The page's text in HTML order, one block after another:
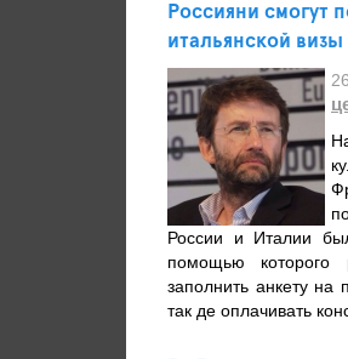
Россияни смогут
итальянской визы
России и Италии
помощью которого
заполнить анкету
так де оплачивать